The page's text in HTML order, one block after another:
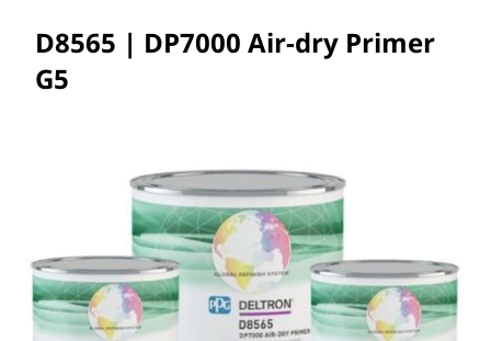
D8565 | DP7000 Air-dry Primer
G5